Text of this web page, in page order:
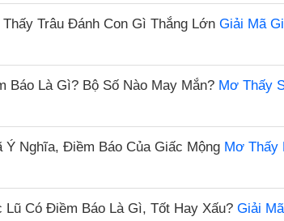
Giải Mã
Mơ Thấy
Mơ Thấy
Giải